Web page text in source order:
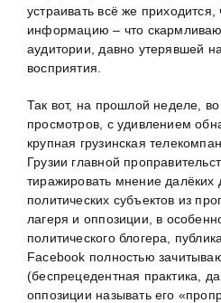
устраивать всё же
информацию – что
аудитории, давно утерявшей
восприятия.
Так вот, на прошлой неделе,
просмотров, с удивлением
крупная грузинская
Грузии главной
тиражировать мнение далёких
политических субъектов из
лагеря и оппозиции, в
политического блогера,
Facebook полностью
(беспрецедентная практика,
оппозиции называть его